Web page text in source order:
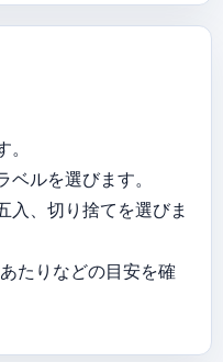
ルを選びます。
入、切り捨てを選びま
たりなどの目安を確